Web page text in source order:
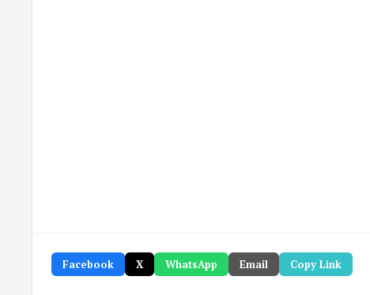
Facebook X WhatsApp Email Copy Link